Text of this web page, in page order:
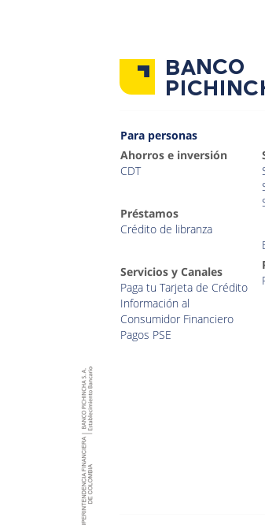
Para personas
Ahorros e inversión
CDT
Préstamos
Crédito de libranza
Servicios y Canales
Paga tu Tarjeta de Crédito
Información al
Consumidor Financiero
Pagos PSE